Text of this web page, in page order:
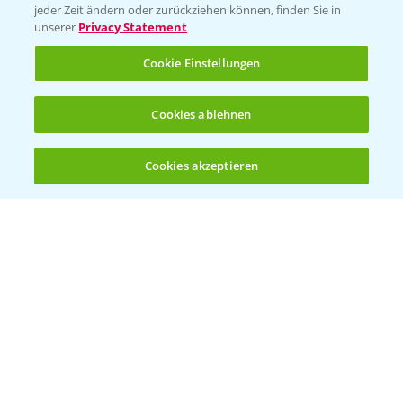
(noch 4)
KONTAKT
Hilfe in Notfällen
+49 (0)214/30-20220
jeder Zeit ändern oder zurückziehen können, finden Sie in
unserer Privacy Statement
Cookie Einstellungen
Cookies ablehnen
Cookies akzeptieren